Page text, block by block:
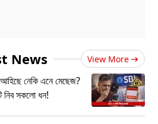
News View More
নেকি এনে মেছেজ?
নিব সকলো ধন!